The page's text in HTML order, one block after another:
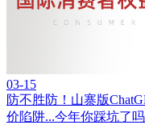
03-15
防不胜防！山寨版
价陷阱...今年你踩坑了吗